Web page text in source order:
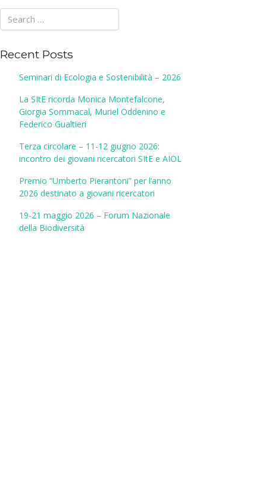
Recent Posts
Seminari di Ecologia e Sostenibilità – 2026
La SItE ricorda Monica Montefalcone,
Giorgia Sommacal, Muriel Oddenino e
Federico Gualtieri
Terza circolare – 11-12 giugno 2026:
incontro dei giovani ricercatori SItE e AIOL
Premio “Umberto Pierantoni” per l’anno
2026 destinato a giovani ricercatori
19-21 maggio 2026 – Forum Nazionale
della Biodiversità